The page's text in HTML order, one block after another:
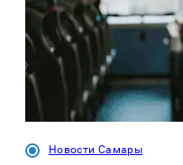
Новости Самары